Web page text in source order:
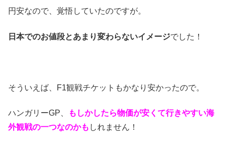
円安なので、覚悟していたのですが。
日本でのお値段とあまり変わらないイメージでした！
そういえば、F1観戦チケットもかなり安かったので。
ハンガリーGP、
もしかしたら物価が安くて行きやすい海
外観戦の一つなのかも しれません！